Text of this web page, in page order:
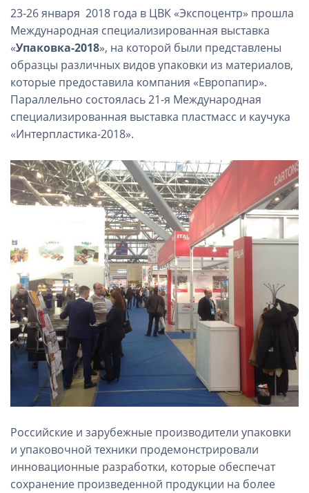
23-26 января 2018 года в ЦВК «Экспоцентр» прошла
Международная специализированная выставка
«Упаковка-2018», на которой были представлены
образцы различных видов упаковки из материалов,
которые предоставила компания «Европапир».
Параллельно состоялась 21-я Международная
специализированная выставка пластмасс и каучука
«Интерпластика-2018».
Российские и зарубежные производители упаковки
и упаковочной техники продемонстрировали
инновационные разработки, которые обеспечат
сохранение произведенной продукции на более